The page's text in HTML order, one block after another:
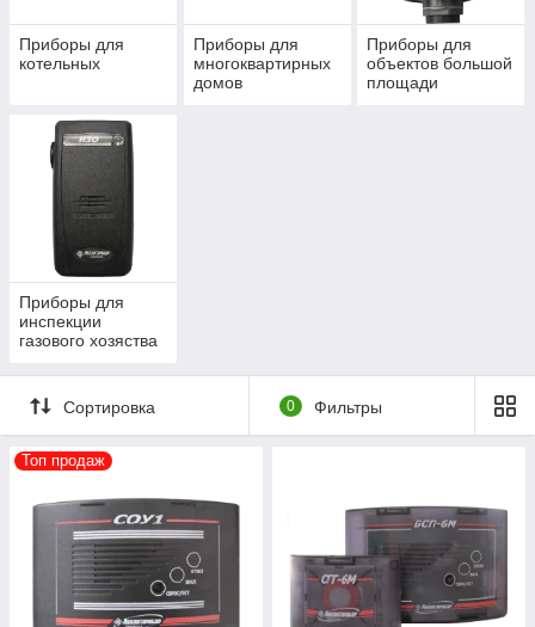
Приборы для
котельных
Приборы для
многоквартирных
домов
Приборы для
объектов большой
площади
Приборы для
инспекции
газового хозяства
Сортировка 0 Фильтры
Топ продаж